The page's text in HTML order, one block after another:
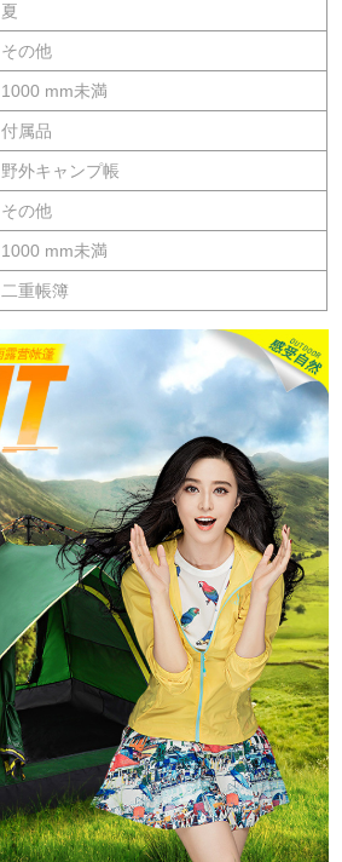
夏
その他
1000 mm未満
付属品
野外キャンプ帳
その他
1000 mm未満
二重帳簿